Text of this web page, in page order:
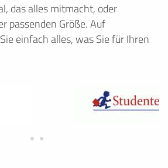
das alles mitmacht, oder
passenden Größe. Auf
einfach alles, was Sie für Ihren